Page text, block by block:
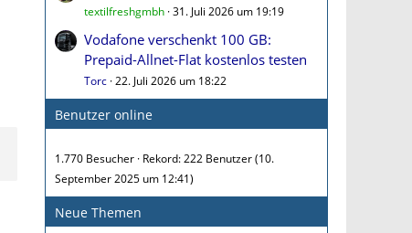
textilfreshgmbh 31. Juli 2026 um 19:19
Vodafone verschenkt 100 GB:
Prepaid-Allnet-Flat kostenlos testen
Torc 22. Juli 2026 um 18:22
Benutzer online
1.770 Besucher Rekord: 222 Benutzer (10.
September 2025 um 12:41)
Neue Themen